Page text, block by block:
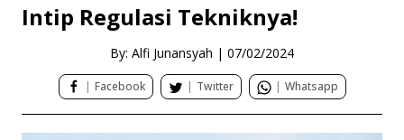
Intip Regulasi Tekniknya!
By: Alfi Junansyah | 07/02/2024
| Facebook | Twitter | Whatsapp